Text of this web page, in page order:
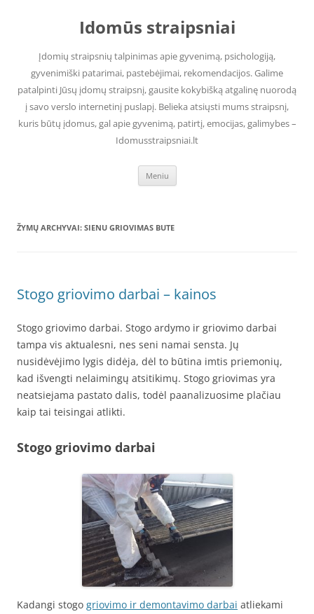
Idomūs straipsniai
Įdomių straipsnių talpinimas apie gyvenimą, psichologiją,
gyvenimiški patarimai, pastebėjimai, rekomendacijos. Galime
patalpinti Jūsų įdomų straipsnį, gausite kokybišką atgalinę nuorodą
į savo verslo internetinį puslapį. Belieka atsiųsti mums straipsnį,
kuris būtų įdomus, gal apie gyvenimą, patirtį, emocijas, galimybes –
Idomusstraipsniai.lt
Meniu
ŽYMŲ ARCHYVAI: SIENU GRIOVIMAS BUTE
Stogo griovimo darbai – kainos
Stogo griovimo darbai. Stogo ardymo ir griovimo darbai
tampa vis aktualesni, nes seni namai sensta. Jų
nusidėvėjimo lygis didėja, dėl to būtina imtis priemonių,
kad išvengti nelaimingų atsitikimų. Stogo griovimas yra
neatsiejama pastato dalis, todėl paanalizuosime plačiau
kaip tai teisingai atlikti.
Stogo griovimo darbai
Kadangi stogo griovimo ir demontavimo darbai atliekami